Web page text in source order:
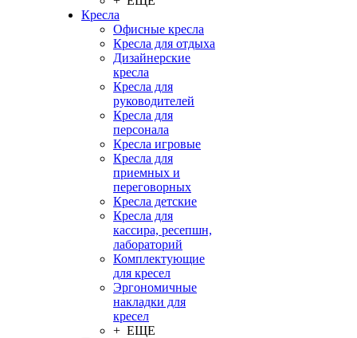
Кресла
Офисные кресла
Кресла для отдыха
Дизайнерские
кресла
Кресла для
руководителей
Кресла для
персонала
Кресла игровые
Кресла для
приемных и
переговорных
Кресла детские
Кресла для
кассира, ресепшн,
лабораторий
Комплектующие
для кресел
Эргономичные
накладки для
кресел
+ ЕЩЕ